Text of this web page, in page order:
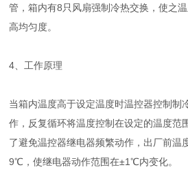
管，箱内有8只风扇强制冷热交换，使之
高均匀度。
4、工作原理
当箱内温度高于设定温度时温控器控制制
作，反复循环将温度控制在设定的温度范
了避免温控器继电器频繁动作，出厂前温
9℃，使继电器动作范围在±1℃内变化。